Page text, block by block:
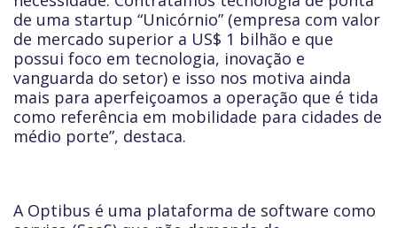
de uma startup “Unicórnio” (empresa com valor
de mercado superior a US$ 1 bilhão e que
possui foco em tecnologia, inovação e
vanguarda do setor) e isso nos motiva ainda
mais para aperfeiçoamos a operação que é tida
como referência em mobilidade para cidades de
médio porte”, destaca.
A Optibus é uma plataforma de software como